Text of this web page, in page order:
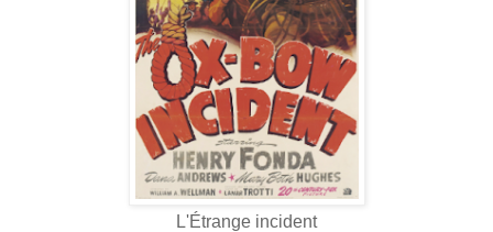
L'Étrange incident